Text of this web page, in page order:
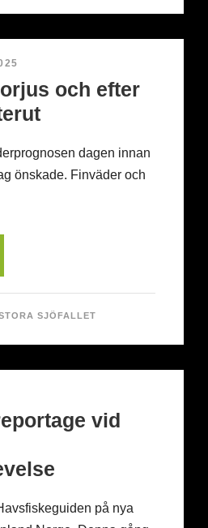
och efter
dagen innan
önskade. Finväder och
SJÖFALLET
vid
på nya